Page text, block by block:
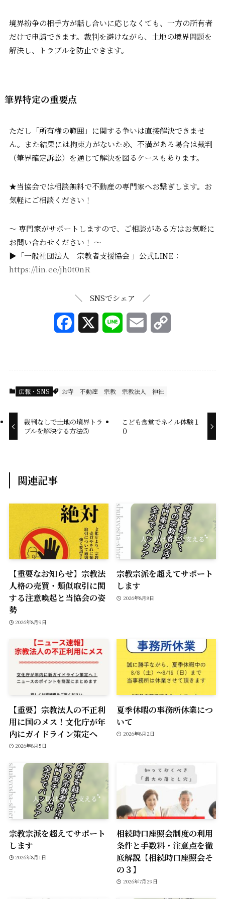
境界紛争の相手方が話し合いに応じなくても、一方の所有者
だけで申請できます。裁判を避けながら、土地の境界問題を
解決し、トラブルを防止できます。
筆界特定の重要点
ただし「所有権の範囲」に関する争いは直接解決できませ
ん。また結果には拘束力がないため、不満がある場合は裁判
（筆界確定訴訟）を通じて解決を図るケースもあります。
★当協会では相談無料で不動産の専門家へお繋ぎします。お
気軽にご相談ください！
〜 専門家がサポートしますので、ご相談がある方はお気軽に
お問い合わせください！ 〜
▶「一般社団法人 宗教者支援協会 」公式LINE：
https://lin.ee/jh0t0nR
＼ SNSでシェア ／
o
i
広報・SNS お寺 不動産 宗教 宗教法人 神社
裁判なしで土地の境界トラ
ブルを解決する方法⑤
こども食堂でネイル体験１
０
関連記事
【重要なお知らせ】宗教法
人格の売買・類似取引に関
する注意喚起と当協会の姿
勢
2026年8月9日
宗教宗派を超えてサポート
します
2026年8月8日
【重要】宗教法人の不正利
用に国のメス！文化庁が年
内にガイドライン策定へ
2026年8月5日
夏季休暇の事務所休業につ
いて
2026年8月2日
宗教宗派を超えてサポート
します
2026年8月1日
相続時口座照会制度の利用
条件と手数料・注意点を徹
底解説【相続時口座照会そ
の３】
2026年7月29日